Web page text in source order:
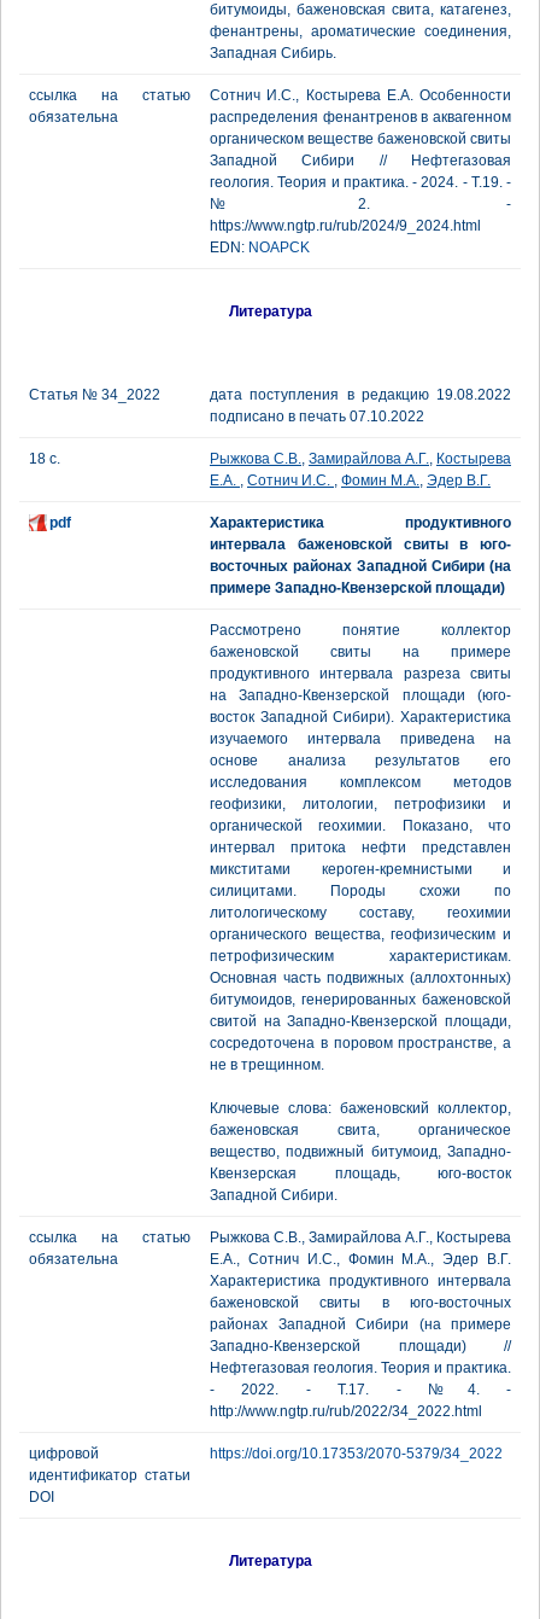
битумоиды, баженовская свита, катагенез,
фенантрены, ароматические соединения,
Западная Сибирь.
ссылка на статью
обязательна
Сотнич И.С., Костырева Е.А. Особенности
распределения фенантренов в аквагенном
органическом веществе баженовской свиты
Западной Сибири // Нефтегазовая
геология. Теория и практика. - 2024. - Т.19. -
№2. -
https://www.ngtp.ru/rub/2024/9_2024.html
EDN: NOAPCK
Литература
Статья № 34_2022
дата поступления в редакцию 19.08.2022
подписано в печать 07.10.2022
18 с. Рыжкова С.В., Замирайлова А.Г., Костырева
Е.А. , Сотнич И.С. , Фомин М.А., Эдер В.Г.
pdf
Характеристика продуктивного
интервала баженовской свиты в юго-
восточных районах Западной Сибири (на
примере Западно-Квензерской площади)
Рассмотрено понятие коллектор
баженовской свиты на примере
продуктивного интервала разреза свиты
на Западно-Квензерской площади (юго-
восток Западной Сибири). Характеристика
изучаемого интервала приведена на
основе анализа результатов его
исследования комплексом методов
геофизики, литологии, петрофизики и
органической геохимии. Показано, что
интервал притока нефти представлен
микститами кероген-кремнистыми и
силицитами. Породы схожи по
литологическому составу, геохимии
органического вещества, геофизическим и
петрофизическим характеристикам.
Основная часть подвижных (аллохтонных)
битумоидов, генерированных баженовской
свитой на Западно-Квензерской площади,
сосредоточена в поровом пространстве, а
не в трещинном.
Ключевые слова: баженовский коллектор,
баженовская свита, органическое
вещество, подвижный битумоид, Западно-
Квензерская площадь, юго-восток
Западной Сибири.
ссылка на статью
обязательна
Рыжкова С.В., Замирайлова А.Г., Костырева
Е.А., Сотнич И.С., Фомин М.А., Эдер В.Г.
Характеристика продуктивного интервала
баженовской свиты в юго-восточных
районах Западной Сибири (на примере
Западно-Квензерской площади) //
Нефтегазовая геология. Теория и практика.
- 2022. - Т.17. - №4. -
http://www.ngtp.ru/rub/2022/34_2022.html
цифровой
идентификатор статьи
DOI
https://doi.org/10.17353/2070-5379/34_2022
Литература